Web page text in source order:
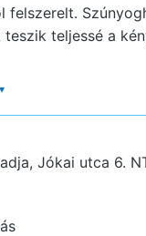
felszerelt.
teljessé a
▾
Jókai utca 6.